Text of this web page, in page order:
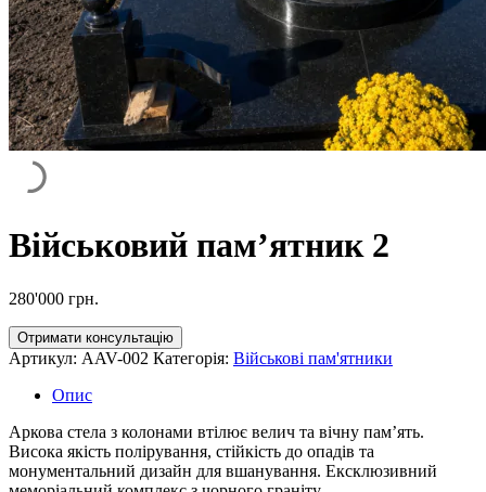
Військовий пам’ятник 2
280'000 грн.
Отримати консультацію
Артикул: AAV-002 Категорія: Військові пам'ятники
Опис
Аркова стела з колонами втілює велич та вічну пам’ять.
Висока якість полірування, стійкість до опадів та
монументальний дизайн для вшанування. Ексклюзивний